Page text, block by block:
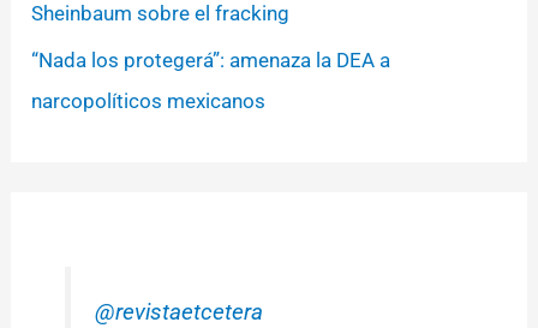
Sheinbaum sobre el fracking
“Nada los protegerá”: amenaza la DEA a
narcopolíticos mexicanos
@revistaetcetera